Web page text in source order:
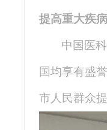
提高重大疾
中国医
国均享有盛
市人民群众